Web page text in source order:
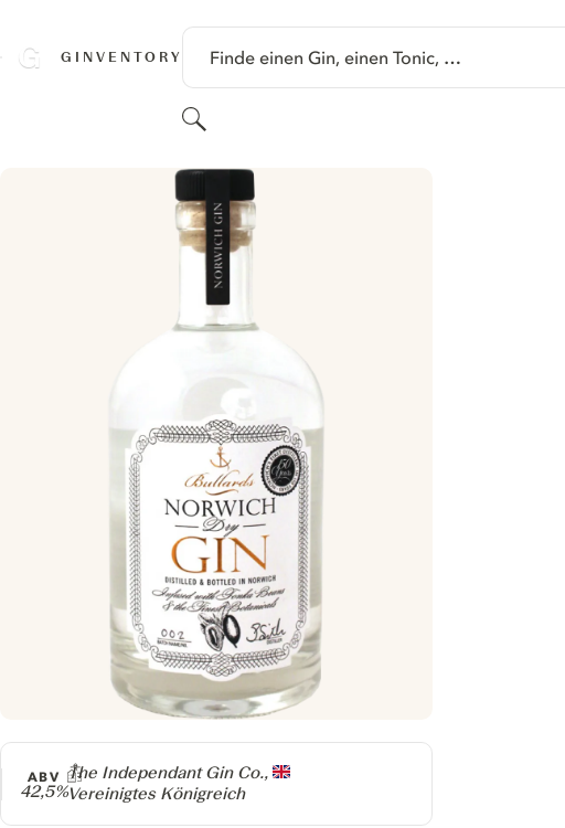
GINVENTORY Finde einen Gin, einen Tonic, …
Suchen
Producer
The Independant Gin Co.,
Vereinigtes Königreich
ABV
42,5%